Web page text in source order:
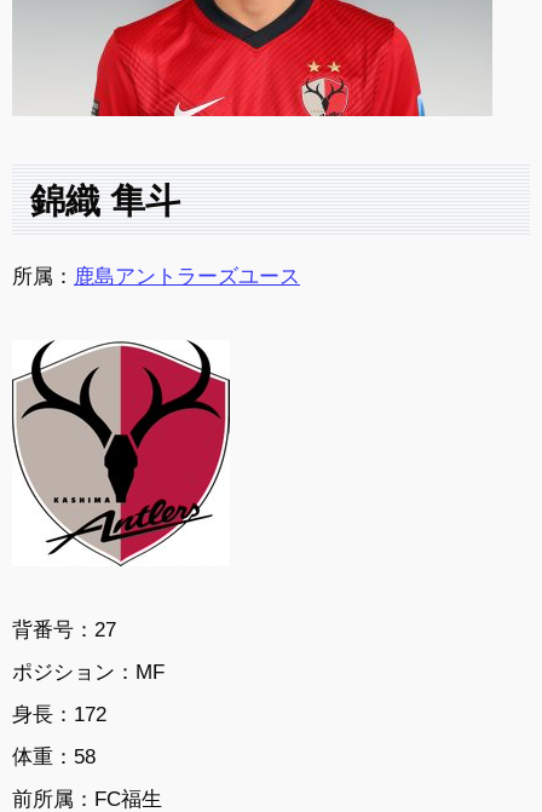
錦織 隼斗
所属： 鹿島アントラーズユース
背番号：27
ポジション：MF
身長：172
体重：58
前所属：FC福生